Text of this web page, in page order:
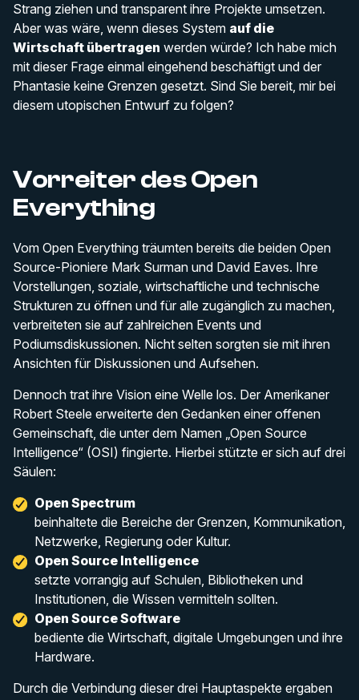
Strang ziehen und transparent ihre Projekte umsetzen.
Aber was wäre, wenn dieses System auf die
Wirtschaft übertragen werden würde? Ich habe mich
mit dieser Frage einmal eingehend beschäftigt und der
Phantasie keine Grenzen gesetzt. Sind Sie bereit, mir bei
diesem utopischen Entwurf zu folgen?
Vorreiter des Open
Everything
Vom Open Everything träumten bereits die beiden Open
Source-Pioniere Mark Surman und David Eaves. Ihre
Vorstellungen, soziale, wirtschaftliche und technische
Strukturen zu öffnen und für alle zugänglich zu machen,
verbreiteten sie auf zahlreichen Events und
Podiumsdiskussionen. Nicht selten sorgten sie mit ihren
Ansichten für Diskussionen und Aufsehen.
Dennoch trat ihre Vision eine Welle los. Der Amerikaner
Robert Steele erweiterte den Gedanken einer offenen
Gemeinschaft, die unter dem Namen „Open Source
Intelligence“ (OSI) fingierte. Hierbei stützte er sich auf drei
Säulen:
Open Spectrum
beinhaltete die Bereiche der Grenzen, Kommunikation,
Netzwerke, Regierung oder Kultur.
Open Source Intelligence
setzte vorrangig auf Schulen, Bibliotheken und
Institutionen, die Wissen vermitteln sollten.
Open Source Software
bediente die Wirtschaft, digitale Umgebungen und ihre
Hardware.
Durch die Verbindung dieser drei Hauptaspekte ergaben